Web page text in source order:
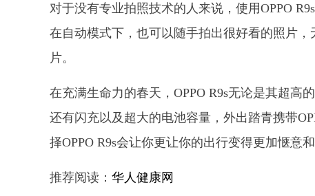
对于没有专业拍照技术的人来说，使用OPPO
在自动模式下，也可以随手拍出很好看的照片
片。
在充满生命力的春天，OPPO R9s无论是其超高
还有闪充以及超大的电池容量，外出踏青携带
择OPPO R9s会让你更让你的出行变得更加惬意和
推荐阅读： 华人健康网